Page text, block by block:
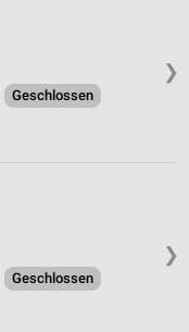
❯
Geschlossen
❯
Geschlossen